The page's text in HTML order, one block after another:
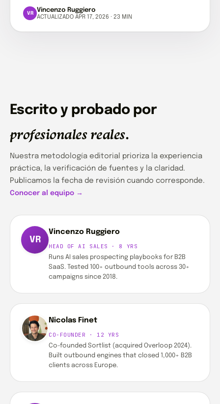
VR Vincenzo Ruggiero
ACTUALIZADO APR 17, 2026 · 23 MIN
Escrito y probado por
profesionales reales.
Nuestra metodología editorial prioriza la experiencia
práctica, la verificación de fuentes y la claridad.
Publicamos la fecha de revisión cuando corresponde.
Conocer al equipo →
VR
Vincenzo Ruggiero
HEAD OF AI SALES · 8 YRS
Runs AI sales prospecting playbooks for B2B
SaaS. Tested 100+ outbound tools across 30+
campaigns since 2018.
Nicolas Finet
CO-FOUNDER · 12 YRS
Co-founded Sortlist (acquired Overloop 2024).
Built outbound engines that closed 1,000+ B2B
clients across Europe.